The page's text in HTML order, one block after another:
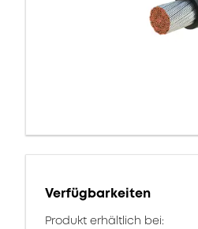
Verfügbarkeiten
Produkt erhältlich bei: